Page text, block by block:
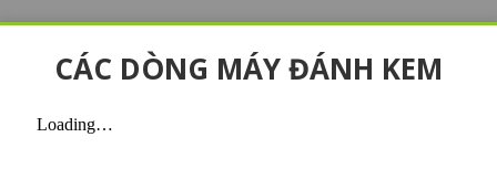
CÁC DÒNG MÁY ĐÁNH KEM